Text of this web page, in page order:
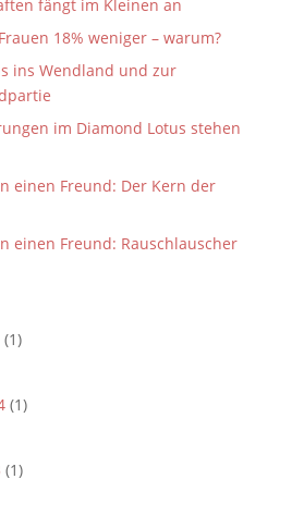
fängt im Kleinen an
18% weniger – warum?
ins Wendland und zur
im Diamond Lotus stehen
einen Freund: Der Kern der
einen Freund: Rauschlauscher
(1)
(1)
(1)